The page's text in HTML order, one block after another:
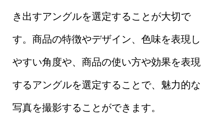
き出すアングルを選定することが大切で
す。商品の特徴やデザイン、色味を表現し
やすい角度や、商品の使い方や効果を表現
するアングルを選定することで、魅力的な
写真を撮影することができます。